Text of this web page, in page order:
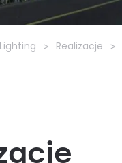
Realizacje